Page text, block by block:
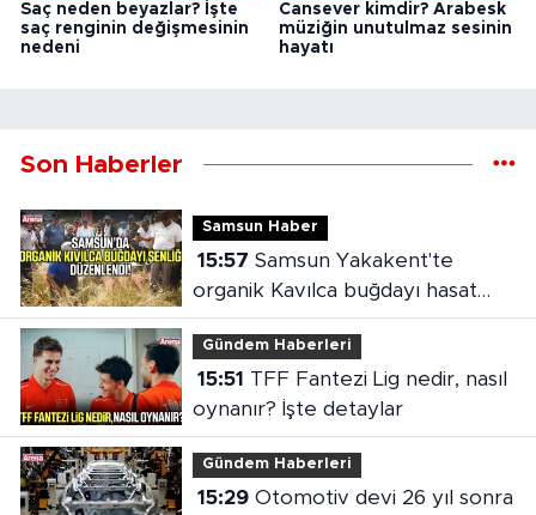
Saç neden beyazlar? İşte
saç renginin değişmesinin
nedeni
Cansever kimdir? Arabesk
müziğin unutulmaz sesinin
hayatı
Son Haberler
Samsun Haber
15:57
organik Kavılca buğdayı hasat
şenliği
Gündem Haberleri
15:51
oynanır? İşte detaylar
Gündem Haberleri
15:29Otomotiv devi 26 yıl sonra